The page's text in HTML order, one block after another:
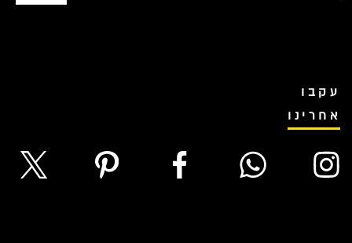
עקבו
אחרינו